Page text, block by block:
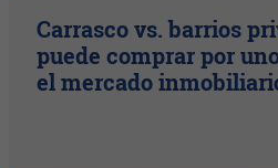
Carrasco vs. barrios
puede comprar por
el mercado